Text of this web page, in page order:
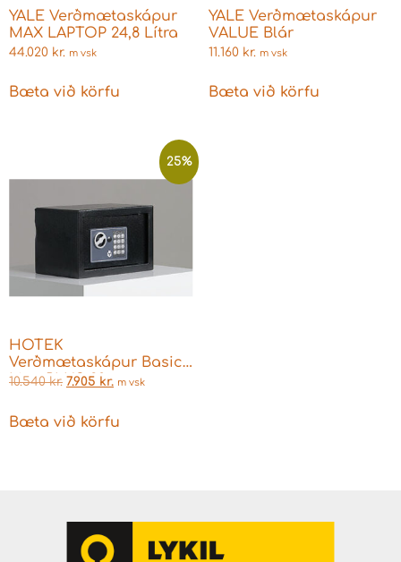
YALE Verðmætaskápur
MAX LAPTOP 24,8 Lítra
44.020 kr. m vsk
Bæta við körfu
YALE Verðmætaskápur
VALUE Blár
11.160 kr. m vsk
Bæta við körfu
25%
HOTEK
Verðmætaskápur Basic
Line PLUS 20
10.540kr. 7.905 kr. m vsk
Bæta við körfu